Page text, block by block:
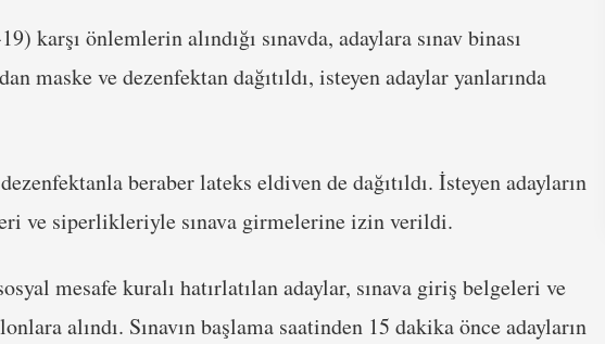
karşı önlemlerin alındığı sınavda, adaylara sınav binası
maske ve dezenfektan dağıtıldı, isteyen adaylar yanlarında
beraber lateks eldiven de dağıtıldı. İsteyen adayların
ve siperlikleriyle sınava girmelerine izin verildi.
mesafe kuralı hatırlatılan adaylar, sınava giriş belgeleri ve
alındı. Sınavın başlama saatinden 15 dakika önce adayların